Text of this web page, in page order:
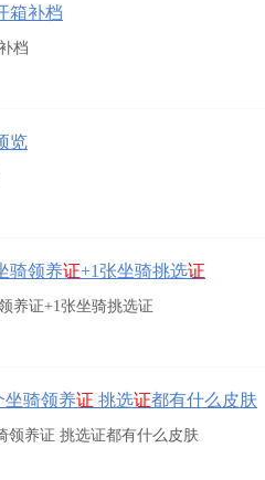
箱补档
档
览
骑领养证+1张坐骑挑选证
养证+1张坐骑挑选证
坐骑领养证 挑选证都有什么皮肤
领养证 挑选证都有什么皮肤